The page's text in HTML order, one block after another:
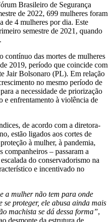
Brasileiro de Segurança
de 2022, 699 mulheres foram
de 4 mulheres por dia. Este
semestre de 2021, quando
contínuo das mortes de mulheres
2019, período que coincide com
Jair Bolsonaro (PL). Em relação
no mesmo período de
a necessidade de priorização
e enfrentamento à violência de
de acordo com a diretora-
estão ligados aos cortes de
à mulher, à pandemia,
companheiros – passaram a
do conservadorismo na
e incentivado no
a mulher não tem para onde
proteger, ele abusa ainda mais
machista se dá dessa forma”,